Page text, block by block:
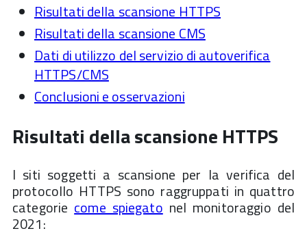
Risultati della scansione HTTPS
Risultati della scansione CMS
Dati di utilizzo del servizio di autoverifica
HTTPS/CMS
Conclusioni e osservazioni
Risultati della scansione HTTPS
I siti soggetti a scansione per la verifica del
protocollo HTTPS sono raggruppati in quattro
categoriecome spiegatonel monitoraggio del
2021: